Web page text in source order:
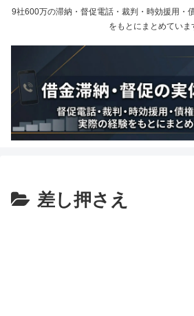
9社600万の滞納・督促電話・裁判・時効援用・
をもとにまとめていま
差し押さえ